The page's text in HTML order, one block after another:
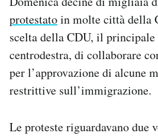
Area Personale
Newsletter
Notifiche mobile
Regala il Post
Hai bisogno di aiuto?
protestatoin molte città della
scelta della CDU, il
centrodestra, di collaborare
per l’approvazione di alcune
restrittive sull’immigrazione.
Le proteste riguardavano due